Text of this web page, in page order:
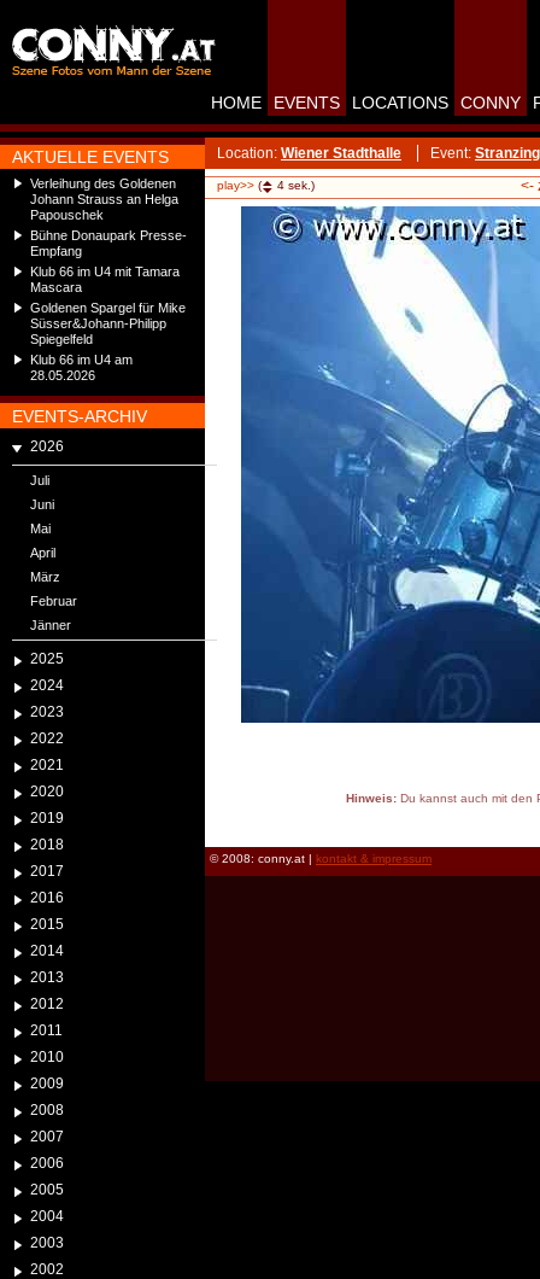
AKTUELLE EVENTS
Verleihung des Goldenen
Johann Strauss an Helga
Papouschek
Bühne Donaupark Presse-
Empfang
Klub 66 im U4 mit Tamara
Mascara
Goldenen Spargel für Mike
Süsser&Johann-Philipp
Spiegelfeld
Klub 66 im U4 am
28.05.2026
EVENTS-ARCHIV
2026
Juli
Juni
Mai
April
März
Februar
Jänner
2025
2024
2023
2022
2021
2020
2019
2018
2017
2016
2015
2014
2013
2012
2011
2010
2009
2008
2007
2006
2005
2004
2003
2002
HOME EVENTS LOCATIONS CONNY
Location: Wiener Stadthalle Event:
play>> ( 4 sek.) <-
Hinweis:Du kannst auch mit den
© 2008: conny.at | kontakt & impressum